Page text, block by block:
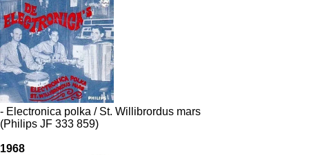
- Electronica polka / St. Willibrordus mars
(Philips JF 333 859)
1968